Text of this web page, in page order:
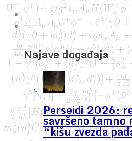
Najave događaja
Perseidi 2026:
savršeno tamno
“kišu zvezda